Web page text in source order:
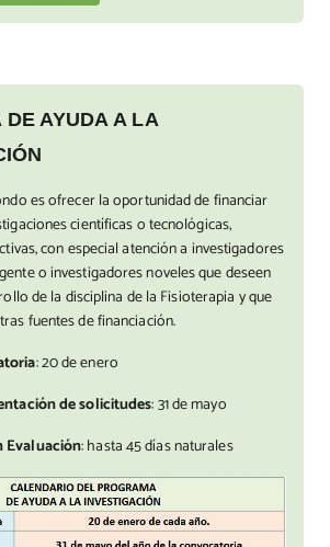
AYUDA A LA
es ofrecer la oportunidad de financiar
científicas o tecnológicas,
con especial atención a investigadores
o investigadores noveles que deseen
de la disciplina de la Fisioterapia y que
fuentes de financiación.
: 20 de enero
de solicitudes: 31 de mayo
Evaluación: hasta 45 días naturales